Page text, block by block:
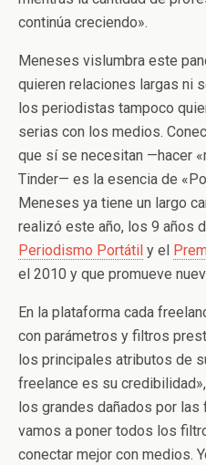
continúa creciendo».
Meneses vislumbra este
quieren relaciones largas ni
los periodistas tampoco
serias con los medios.
que sí se necesitan —hacer
Tinder— es la esencia de
Meneses ya tiene un largo
realizó este año, los 9 años
Periodismo Portátil y el
el 2010 y que promueve
En la plataforma cada
con parámetros y filtros
los principales atributos de
freelance es su
los grandes dañados por las
vamos a poner todos los
conectar mejor con medios.